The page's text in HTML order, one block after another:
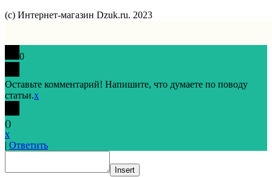
(с) Интернет-магазин Dzuk.ru. 2023
0
Оставьте комментарий! Напишите, что думаете по поводу
статьи.x
()
x
| Ответить
Insert